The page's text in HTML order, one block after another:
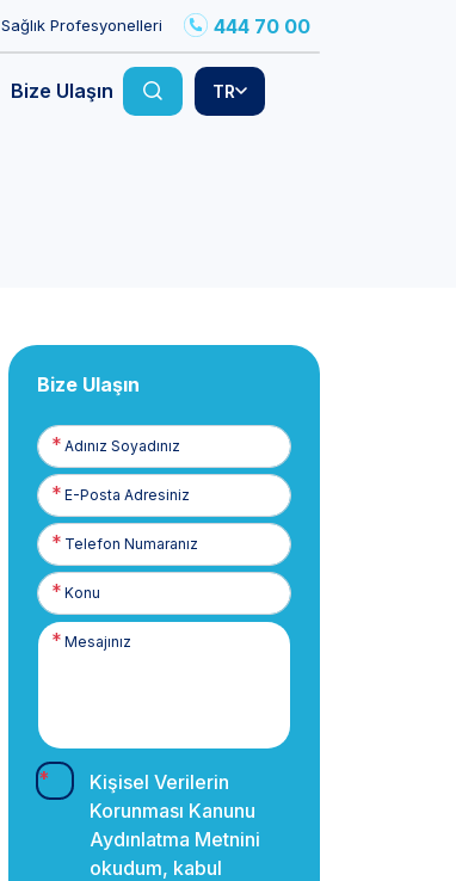
Sağlık Profesyonelleri 444 70 00
Bize Ulaşın TR
Bize Ulaşın
Adınız
Soyadınız
E-
Posta
Telefon
Numaranız
Kişisel Verilerin
Korunması Kanunu
Aydınlatma Metnini
okudum, kabul